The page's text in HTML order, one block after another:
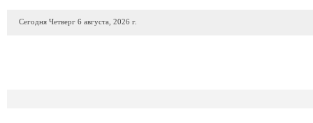
Сегодня Четверг 6 августа, 2026 г.